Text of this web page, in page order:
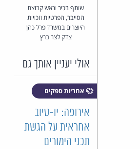
שותף בכיר וראש קבוצת
הסייבר, הפרטיות וזכויות
היוצרים במשרד פרל כהן
צדק לצר ברץ
אולי יעניין אותך גם
אחריות ספקים
אירופה: יו-טיוב
אחראית על הגשת
תכני הימורים